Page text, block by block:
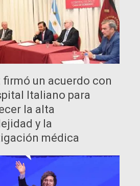
firmó un acuerdo con
Italiano para
la alta
y la
médica